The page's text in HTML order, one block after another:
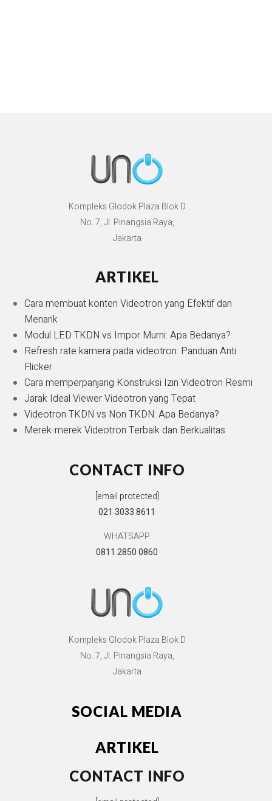
Kompleks Glodok Plaza Blok D
No. 7, Jl. Pinangsia Raya,
Jakarta
ARTIKEL
Cara membuat konten Videotron yang Efektif dan
Menarik
Modul LED TKDN vs Impor Murni: Apa Bedanya?
Refresh rate kamera pada videotron: Panduan Anti
Flicker
Cara memperpanjang Konstruksi Izin Videotron Resmi
Jarak Ideal Viewer Videotron yang Tepat
Videotron TKDN vs Non TKDN: Apa Bedanya?
Merek-merek Videotron Terbaik dan Berkualitas
CONTACT INFO
[email protected]
021 3033 8611
WHATSAPP
0811 2850 0860
Kompleks Glodok Plaza Blok D
No. 7, Jl. Pinangsia Raya,
Jakarta
SOCIAL MEDIA
ARTIKEL
CONTACT INFO